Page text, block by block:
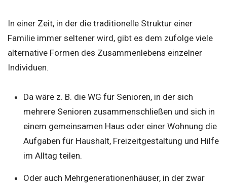
In einer Zeit, in der die traditionelle Struktur einer
Familie immer seltener wird, gibt es dem zufolge viele
alternative Formen des Zusammenlebens einzelner
Individuen.
Da wäre z. B. die WG für Senioren, in der sich
mehrere Senioren zusammenschließen und sich in
einem gemeinsamen Haus oder einer Wohnung die
Aufgaben für Haushalt, Freizeitgestaltung und Hilfe
im Alltag teilen.
Oder auch Mehrgenerationenhäuser, in der zwar